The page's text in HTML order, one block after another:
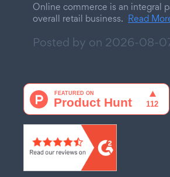
Online commerce is an integral
overall retail business. Read
Posted by on 2026-08-